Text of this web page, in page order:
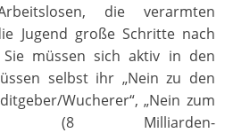
die verarmten
Jugend große Schritte nach
müssen sich aktiv in den
selbst ihr „Nein zu den
Wucherer“, „Nein zum
(8 Milliarden-